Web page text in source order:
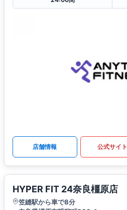
店舗情報 公式サイト
HYPER FIT 24奈良橿原店
笠縫駅から車で8分